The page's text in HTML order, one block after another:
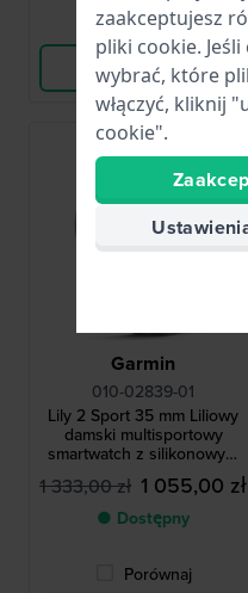
Porównaj
Wyświetl produkt
Garmin
010-02839-01
Lily 2 Sport 35 mm Liliowy
damski multisportowy
smartwatch z silikonowym
paskiem
1 333,00 zł 1 055,00 zł
● Dostępny
Porównaj
zaakceptujesz
pliki cookie.
wybrać, które
włączyć, kliknij
cookie".